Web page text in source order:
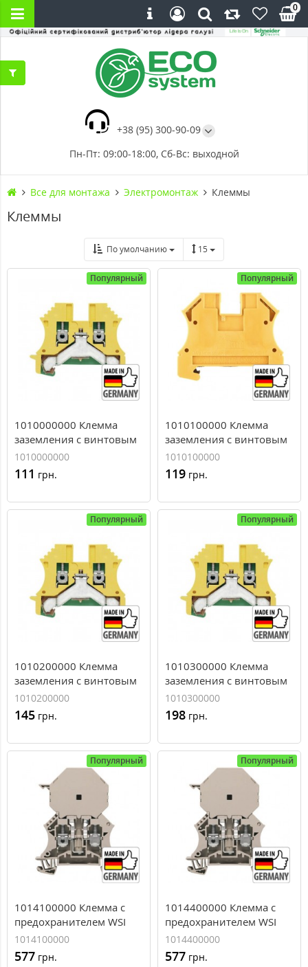
+38 (95) 300-90-09
Пн-Пт: 09:00-18:00, Сб-Вс: выходной
0
Все для монтажа Электромонтаж Клеммы
Клеммы
По умолчанию 15
Популярный
1010000000 Клемма
заземления с винтовым
зажимом Weidmuller WPE
2,5, 2,5 мм.кв
1010000000
111 грн.
Популярный
1010100000 Клемма
заземления с винтовым
зажимом Weidmuller WPE
4, 4 мм.кв
1010100000
119 грн.
Популярный
1010200000 Клемма
заземления с винтовым
зажимом Weidmuller WPE
6, 6 мм.кв
1010200000
145 грн.
Популярный
1010300000 Клемма
заземления с винтовым
зажимом Weidmuller WPE
10, 10 мм.кв
1010300000
198 грн.
Популярный
1014100000 Клемма с
предохранителем WSI
6/2/LD 10-36V DC/AC, 6
мм.кв
1014100000
577 грн.
Популярный
1014400000 Клемма с
предохранителем WSI
6/2/LD 250AC, 6 мм.кв
1014400000
577 грн.